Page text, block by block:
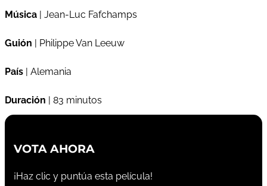
Música | Jean-Luc Fafchamps
Guión | Philippe Van Leeuw
País | Alemania
Duración | 83 minutos
VOTA AHORA
¡Haz clic y puntúa esta película!